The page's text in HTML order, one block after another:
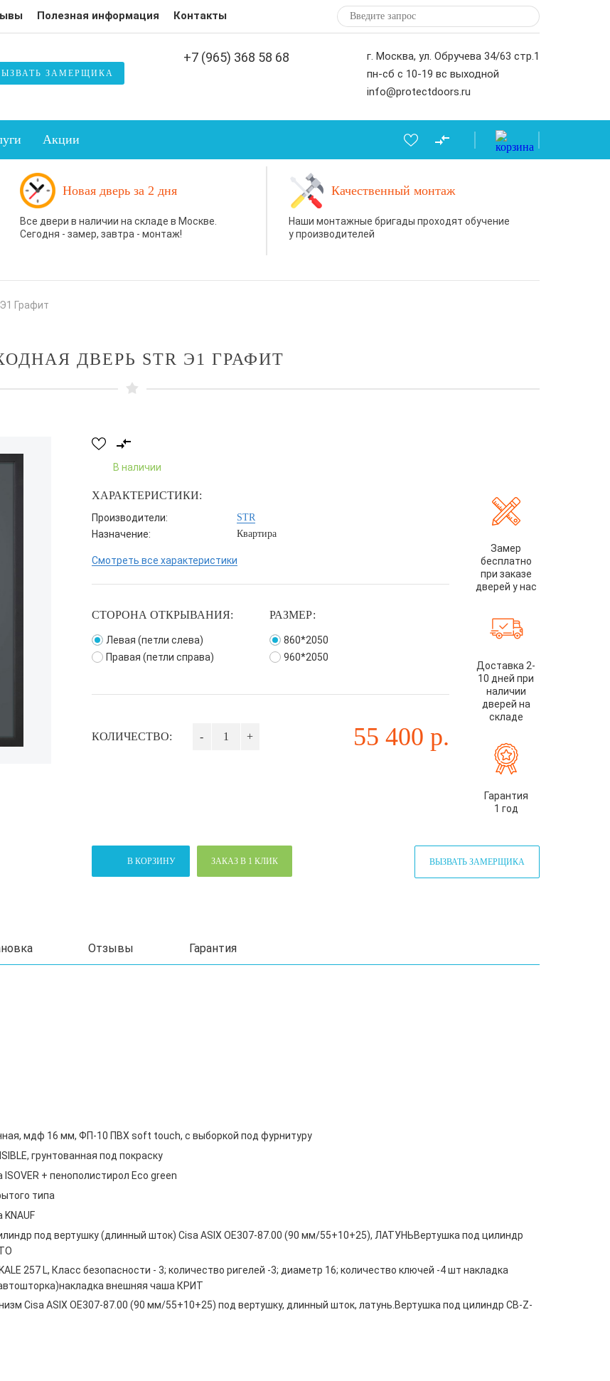
Полезная информация Контакты
ЗАМЕРЩИКА
+7 (965) 368 58 68
г. Москва, ул. Обручева 34/63 стр.1
пн-сб с 10-19 вс выходной
info@protectdoors.ru
Акции
Новая дверь за 2 дня
Все двери в наличии на складе в Москве.
Сегодня - замер, завтра - монтаж!
Качественный монтаж
Наши монтажные бригады проходят обучение
у производителей
Графит
ДВЕРЬ STR Э1 ГРАФИТ
В наличии
ХАРАКТЕРИСТИКИ:
Производители: STR
Назначение: Квартира
Смотреть все характеристики
СТОРОНА ОТКРЫВАНИЯ:
Левая (петли слева)
Правая (петли справа)
РАЗМЕР:
860*2050
960*2050
КОЛИЧЕСТВО: - + 55 400 р.
Замер
бесплатно
при заказе
дверей у нас
Доставка 2-
10 дней при
наличии
дверей на
складе
Гарантия
1 год
В КОРЗИНУ ЗАКАЗ В 1 КЛИК ВЫЗВАТЬ ЗАМЕРЩИКА
Отзывы Гарантия
мдф 16 мм, ФП-10 ПВХ soft touch, с выборкой под фурнитуру
грунтованная под покраску
+ пенополистирол Eco green
типа
под вертушку (длинный шток) Cisa ASIX OE307-87.00 (90 мм/55+10+25), ЛАТУНЬВертушка под цилиндр
257 L, Класс безопасности - 3; количество ригелей -3; диаметр 16; количество ключей -4 шт накладка
внешняя чаша КРИТ
Cisa ASIX OE307-87.00 (90 мм/55+10+25) под вертушку, длинный шток, латунь.Вертушка под цилиндр CB-Z-